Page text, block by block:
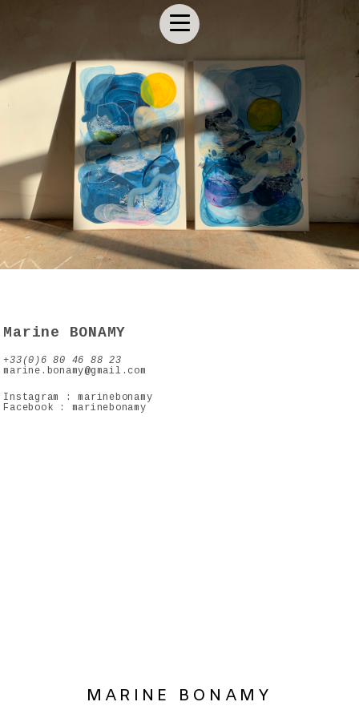
MARINE BONAMY
Marine BONAMY
+33(0)6 80 46 88 23
marine.bonamy@gmail.com
Instagram : marinebonamy
Facebook : marinebonamy